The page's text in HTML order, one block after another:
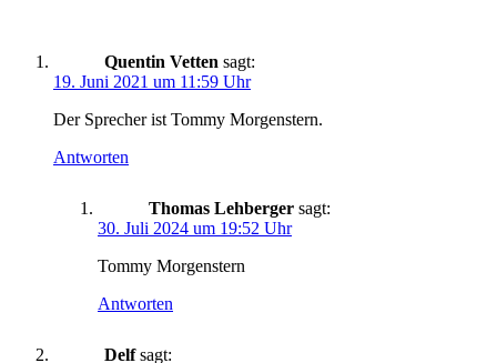
Quentin Vetten sagt:
19. Juni 2021 um 11:59 Uhr
Der Sprecher ist Tommy Morgenstern.
Antworten
Thomas Lehberger sagt:
30. Juli 2024 um 19:52 Uhr
Tommy Morgenstern
Antworten
Delf sagt: